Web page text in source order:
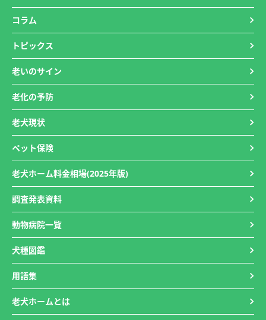
コラム
トピックス
老いのサイン
老化の予防
老犬現状
ペット保険
老犬ホーム料金相場(2025年版)
調査発表資料
動物病院一覧
犬種図鑑
用語集
老犬ホームとは